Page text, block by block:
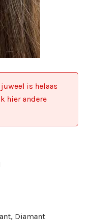
is helaas
hier andere
Diamant